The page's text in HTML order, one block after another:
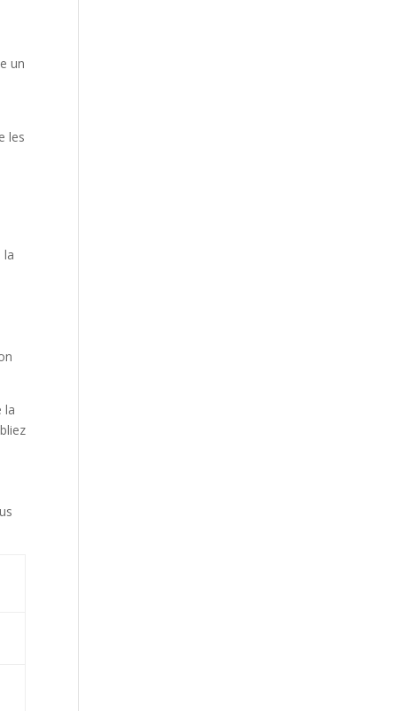
un
les
la
la